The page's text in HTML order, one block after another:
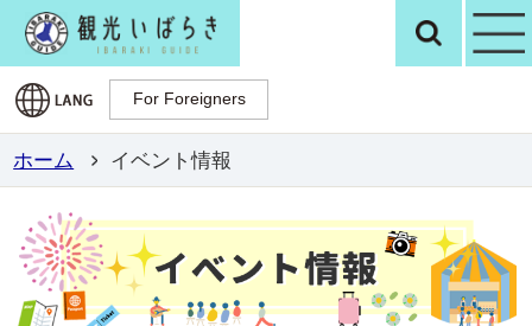
観光いばらき検
For Foreigners
For Foreigners
ホーム イベント情報